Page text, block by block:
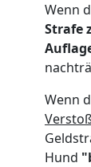
Wenn
Strafe
Wenn
Hund